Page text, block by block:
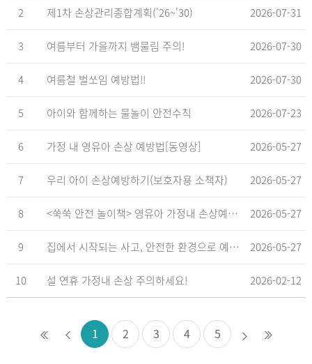
2 제1차 손상관리종합계획('26~'30) 2026-07-31
3 여름부터 가을까지 뱀물림 주의! 2026-07-30
4 여름철 벌쏘임 예방법!! 2026-07-30
5 아이와 함께하는 물놀이 안전수칙 2026-07-23
6 가정 내 영유아 손상 예방법[동영상] 2026-05-27
7 우리 아이 손상예방하기(보호자용 소책자) 2026-05-27
8 <쑥쑥 안전 놀이책> 영유아 가정내 손상예방_영유아 놀이형 교육 교재 2026-05-27
9 집에서 시작되는 사고, 안전한 환경으로 예방해요 2026-05-27
10 설 연휴 가정내 손상 주의하세요! 2026-02-12
1 2 3 4 5